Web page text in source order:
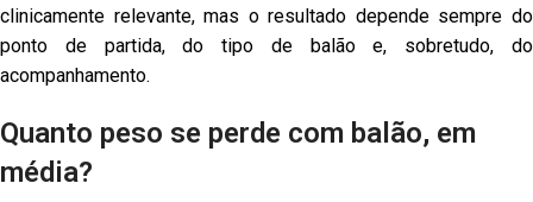
clinicamente relevante, mas o resultado depende sempre do
ponto de partida, do tipo de balão e, sobretudo, do
acompanhamento.
Quanto peso se perde com balão, em
média?